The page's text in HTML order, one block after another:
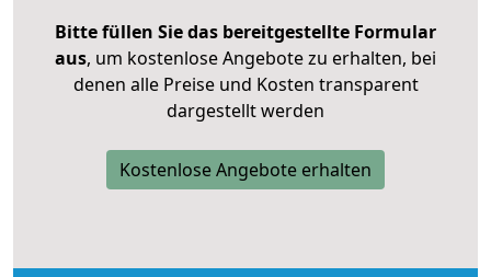
Bitte füllen Sie das bereitgestellte Formular
aus, um kostenlose Angebote zu erhalten, bei
denen alle Preise und Kosten transparent
dargestellt werden
Kostenlose Angebote erhalten